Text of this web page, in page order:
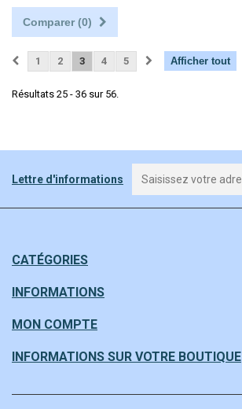
Comparer (0)
Afficher tout
1 2 3 4 5
Résultats 25 - 36 sur 56.
Lettre d'informations
CATÉGORIES
INFORMATIONS
MON COMPTE
INFORMATIONS SUR VOTRE BOUTIQUE